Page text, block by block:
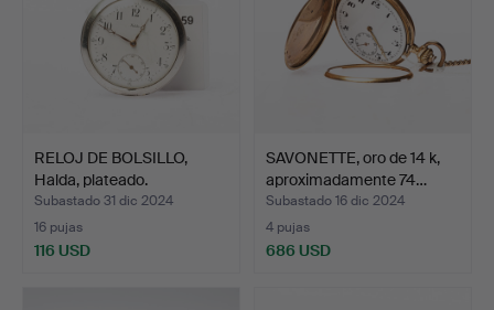
RELOJ DE BOLSILLO,
Halda, plateado.
Subastado 31 dic 2024
16 pujas
116 USD
SAVONETTE, oro de 14 k,
aproximadamente 74…
Subastado 16 dic 2024
4 pujas
686 USD